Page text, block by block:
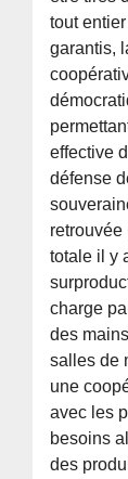
tout
garantis,
effective
défense
retrouvée
totale il y
charge
des
salles de
une
avec les
besoins
des